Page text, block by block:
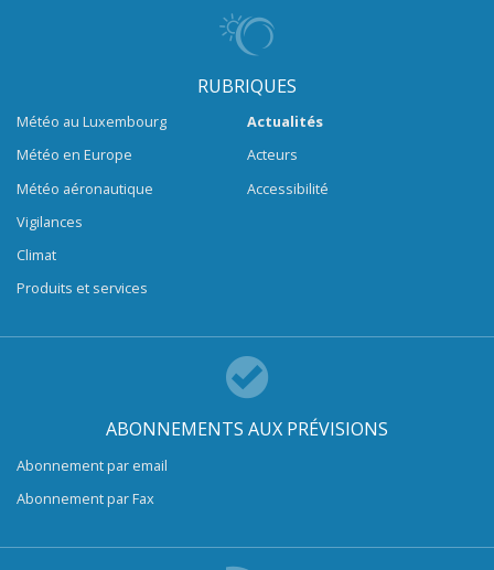
RUBRIQUES
Météo au Luxembourg
Météo en Europe
Météo aéronautique
Vigilances
Climat
Produits et services
Actualités
Acteurs
Accessibilité
ABONNEMENTS AUX PRÉVISIONS
Abonnement par email
Abonnement par Fax